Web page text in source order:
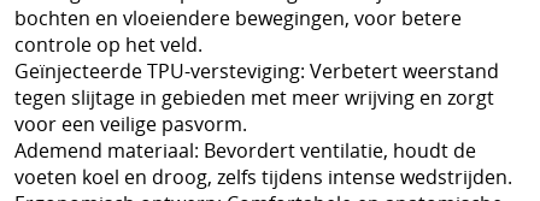
bochten en vloeiendere bewegingen, voor betere
controle op het veld.
Geïnjecteerde TPU-versteviging: Verbetert weerstand
tegen slijtage in gebieden met meer wrijving en zorgt
voor een veilige pasvorm.
Ademend materiaal: Bevordert ventilatie, houdt de
voeten koel en droog, zelfs tijdens intense wedstrijden.